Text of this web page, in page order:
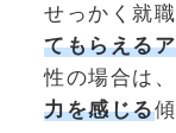
せっかく就
てもらえる
性の場合は
力を感じる